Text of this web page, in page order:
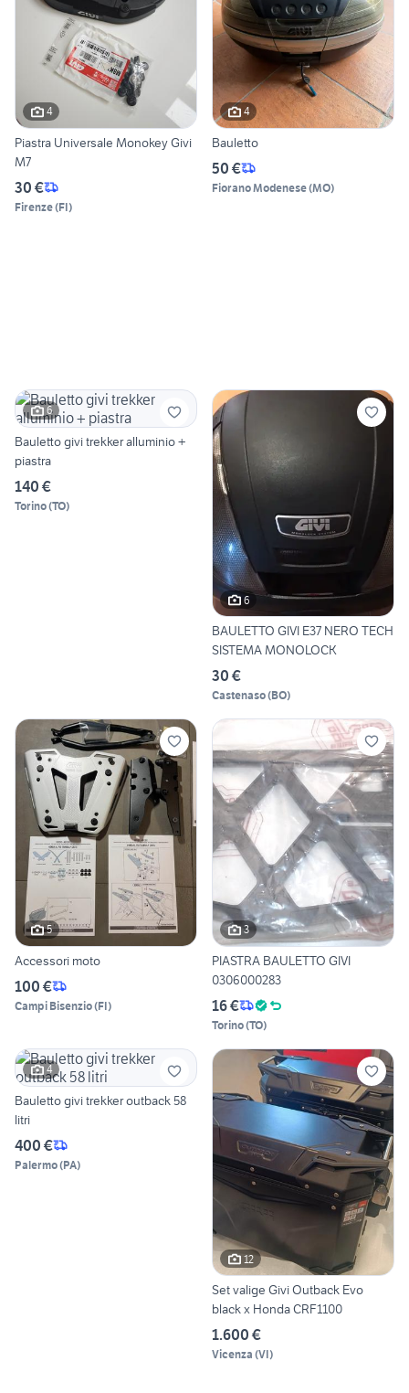
4
Piastra Universale Monokey Givi
M7
30 €
Firenze(FI)
4
Bauletto
50 €
Fiorano Modenese(MO)
6
Bauletto givi trekker alluminio +
piastra
140 €
Torino(TO)
6
BAULETTO GIVI E37 NERO TECH
SISTEMA MONOLOCK
30 €
Castenaso(BO)
5
Accessori moto
100 €
Campi Bisenzio(FI)
3
PIASTRA BAULETTO GIVI
0306000283
16 €
Torino(TO)
4
Bauletto givi trekker outback 58
litri
400 €
Palermo(PA)
12
Set valige Givi Outback Evo
black x Honda CRF1100
1.600 €
Vicenza (VI)